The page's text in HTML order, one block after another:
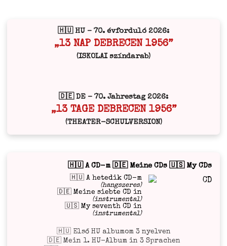
🇭🇺 HU – 70. évforduló 2026:
„13 NAP DEBRECEN 1956”
(ISKOLAI színdarab)
🇩🇪 DE – 70. Jahrestag 2026:
„13 TAGE DEBRECEN 1956”
(THEATER-SCHULVERSION)
🇭🇺 A CD-m 🇩🇪 Meine CDs 🇺🇸 My CDs
🇭🇺 A hetedik CD-m
(hangszeres)
🇩🇪 Meine siebte CD in
(instrumental)
🇺🇸 My seventh CD in
(instrumental)
🇭🇺 Első HU albumom 3 nyelven
🇩🇪 Mein 1. HU-Album in 3 Sprachen